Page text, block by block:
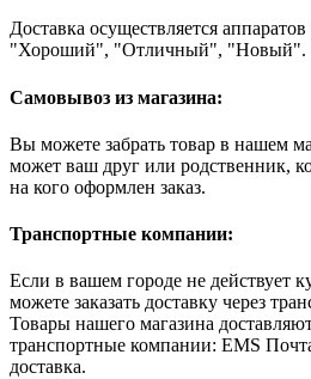
Доставка осуществляется
"Хороший", "Отличный", "Новый".
Самовывоз из магазина:
Вы можете забрать товар в нашем
может ваш друг или родственник,
на кого оформлен заказ.
Транспортные компании:
Если в вашем городе не действует
можете заказать доставку через
Товары нашего магазина
транспортные компании: EMS
доставка.